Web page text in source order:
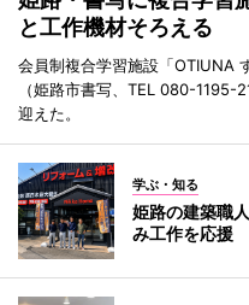
と工作機材そろえる
会員制複合学習施設「OTIUNA
（姫路市書写、TEL 080-1195-
迎えた。
学ぶ・知る
姫路の建築職
み工作を応援